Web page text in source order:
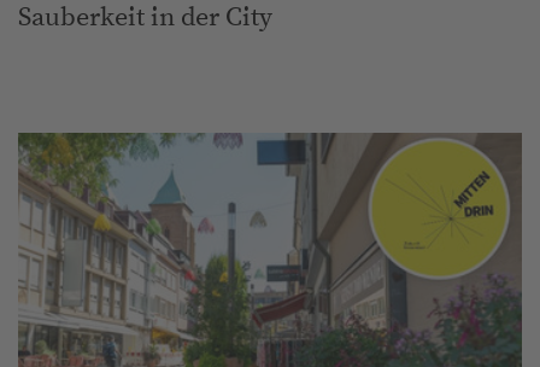
Sauberkeit in der City